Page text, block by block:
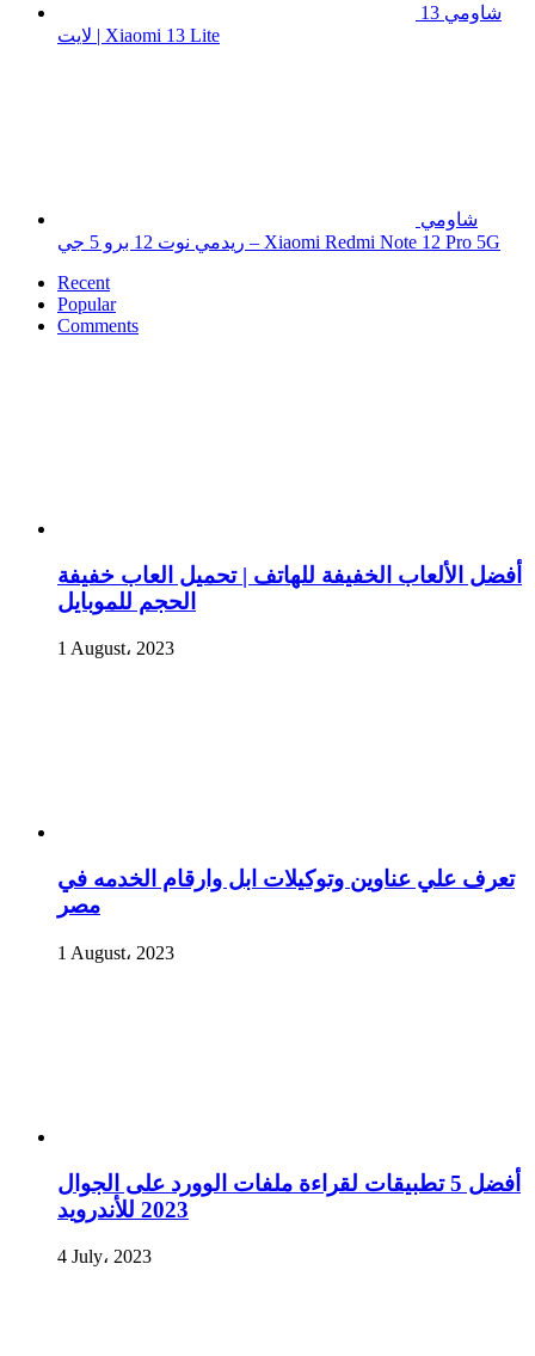
شاومي 13
لايت | Xiaomi 13 Lite
شاومي
ريدمي نوت 12 برو 5 جي – Xiaomi Redmi Note 12 Pro 5G
Recent
Popular
Comments
أفضل الألعاب الخفيفة للهاتف | تحميل العاب خفيفة
الحجم للموبايل
1 August، 2023
تعرف علي عناوين وتوكيلات ابل وارقام الخدمه في
مصر
1 August، 2023
أفضل 5 تطبيقات لقراءة ملفات الوورد على الجوال
2023 للأندرويد
4 July، 2023